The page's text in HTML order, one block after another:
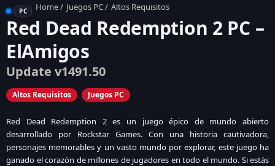
PC Home/ Juegos PC/ Altos Requisitos
Red Dead Redemption 2 PC –
ElAmigos
Update v1491.50
Altos Requisitos Juegos PC
Red Dead Redemption 2 es un juego épico de mundo abierto
desarrollado por Rockstar Games. Con una historia cautivadora,
personajes memorables y un vasto mundo por explorar, este juego ha
ganado el corazón de millones de jugadores en todo el mundo. Si estás